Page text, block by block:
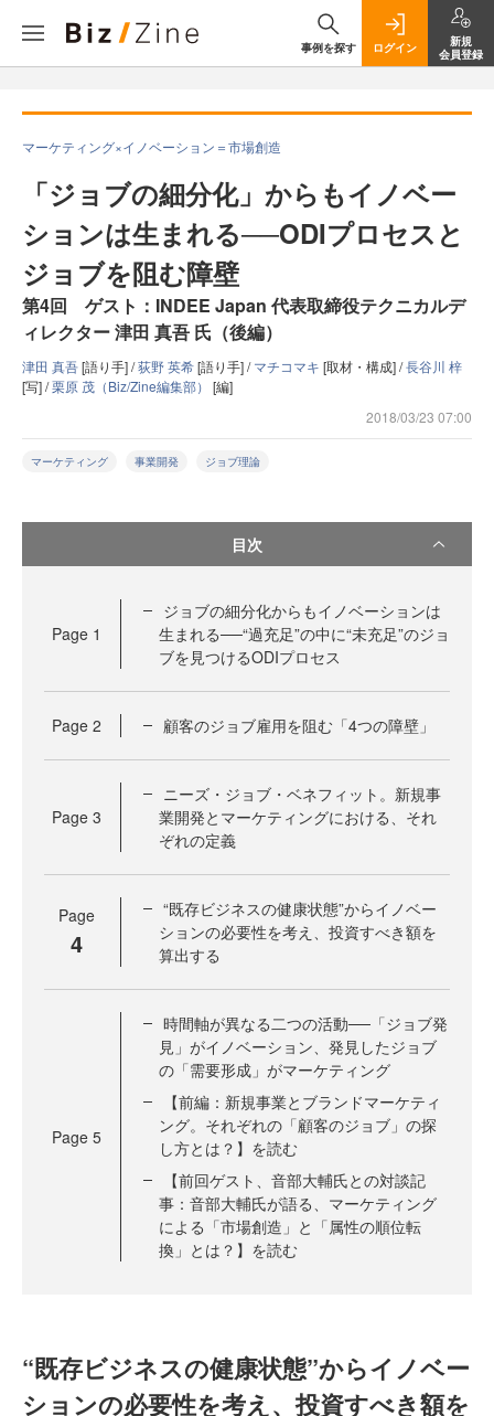
事例を探す ログイン
新規
会員登録
マーケティング×イノベーション＝市場創造
「ジョブの細分化」からもイノベー
ションは生まれる──ODIプロセスと
ジョブを阻む障壁
第4回 ゲスト：INDEE Japan 代表取締役テクニカルデ
ィレクター 津田 真吾 氏（後編）
津田 真吾[語り手] /荻野 英希[語り手] /マチコマキ [取材・構成] /長谷川 梓
[写] /栗原 茂（Biz/Zine編集部） [編]
2018/03/23 07:00
マーケティング 事業開発 ジョブ理論
目次
Page 1
ジョブの細分化からもイノベーションは
生まれる──“過充足”の中に“未充足”のジョ
ブを見つけるODIプロセス
Page 2 顧客のジョブ雇用を阻む「4つの障壁」
Page 3
ニーズ・ジョブ・ベネフィット。新規事
業開発とマーケティングにおける、それ
ぞれの定義
Page
4
“既存ビジネスの健康状態”からイノベー
ションの必要性を考え、投資すべき額を
算出する
Page 5
時間軸が異なる二つの活動──「ジョブ発
見」がイノベーション、発見したジョブ
の「需要形成」がマーケティング
【前編：新規事業とブランドマーケティ
ング。それぞれの「顧客のジョブ」の探
し方とは？】を読む
【前回ゲスト、音部大輔氏との対談記
事：音部大輔氏が語る、マーケティング
による「市場創造」と「属性の順位転
換」とは？】を読む
“既存ビジネスの健康状態”からイノベー
ションの必要性を考え、投資すべき額を